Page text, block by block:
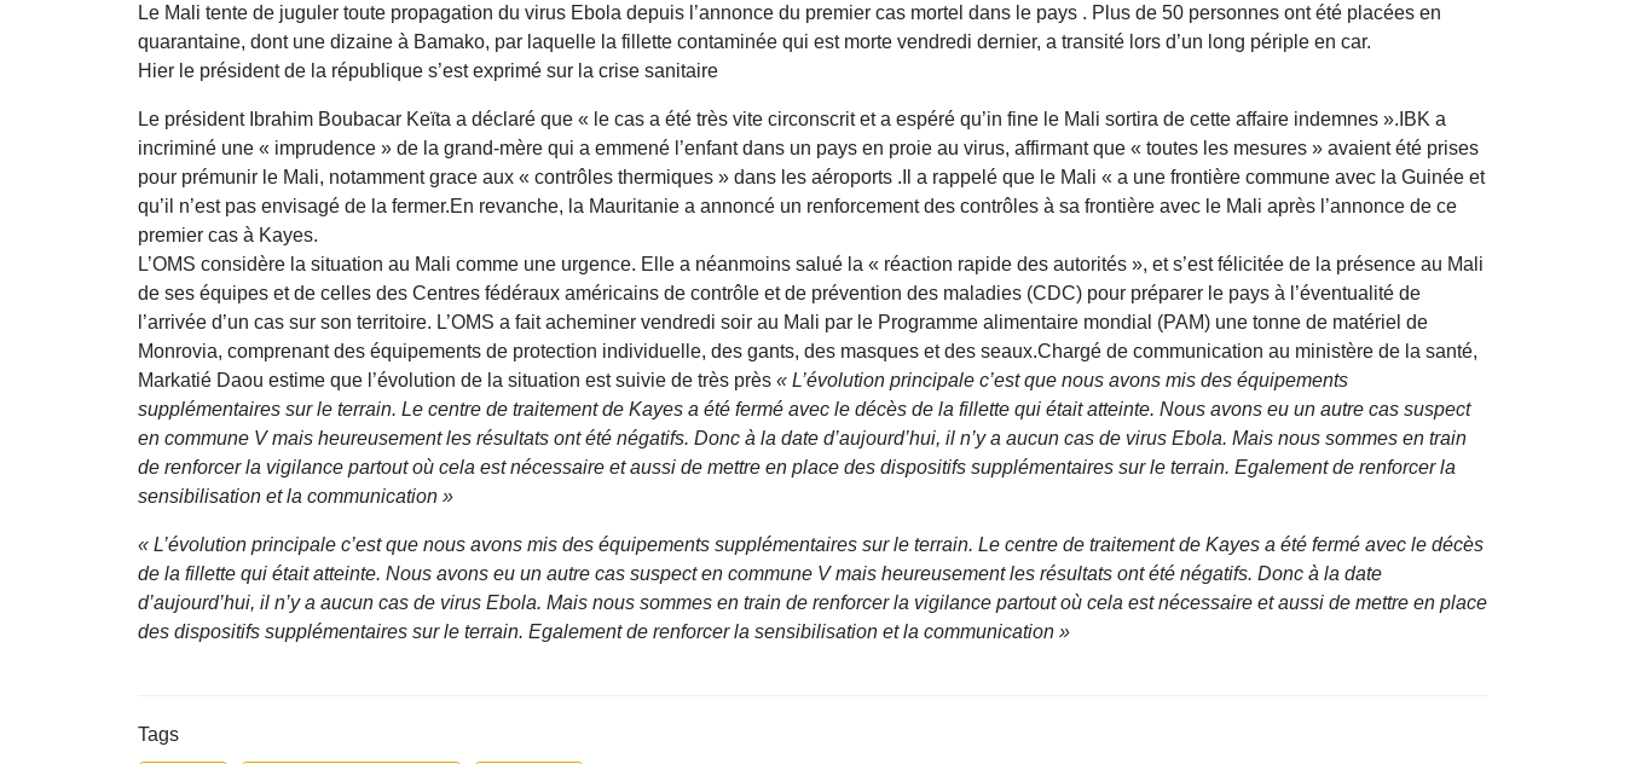
Le Mali tente de juguler toute propagation du virus Ebola depuis l’annonce du premier cas mortel dans le pays . Plus de 50 personnes ont été placées en
quarantaine, dont une dizaine à Bamako, par laquelle la fillette contaminée qui est morte vendredi dernier, a transité lors d’un long périple en car.
Hier le président de la république s’est exprimé sur la crise sanitaire
Le président Ibrahim Boubacar Keïta a déclaré que « le cas a été très vite circonscrit et a espéré qu’in fine le Mali sortira de cette affaire indemnes ».IBK a
incriminé une « imprudence » de la grand-mère qui a emmené l’enfant dans un pays en proie au virus, affirmant que « toutes les mesures » avaient été prises
pour prémunir le Mali, notamment grace aux « contrôles thermiques » dans les aéroports .Il a rappelé que le Mali « a une frontière commune avec la Guinée et
qu’il n’est pas envisagé de la fermer.En revanche, la Mauritanie a annoncé un renforcement des contrôles à sa frontière avec le Mali après l’annonce de ce
premier cas à Kayes.
L’OMS considère la situation au Mali comme une urgence. Elle a néanmoins salué la « réaction rapide des autorités », et s’est félicitée de la présence au Mali
de ses équipes et de celles des Centres fédéraux américains de contrôle et de prévention des maladies (CDC) pour préparer le pays à l’éventualité de
l’arrivée d’un cas sur son territoire. L’OMS a fait acheminer vendredi soir au Mali par le Programme alimentaire mondial (PAM) une tonne de matériel de
Monrovia, comprenant des équipements de protection individuelle, des gants, des masques et des seaux.Chargé de communication au ministère de la santé,
Markatié Daou estime que l’évolution de la situation est suivie de très près « L’évolution principale c’est que nous avons mis des équipements
supplémentaires sur le terrain. Le centre de traitement de Kayes a été fermé avec le décès de la fillette qui était atteinte. Nous avons eu un autre cas suspect
en commune V mais heureusement les résultats ont été négatifs. Donc à la date d’aujourd’hui, il n’y a aucun cas de virus Ebola. Mais nous sommes en train
de renforcer la vigilance partout où cela est nécessaire et aussi de mettre en place des dispositifs supplémentaires sur le terrain. Egalement de renforcer la
sensibilisation et la communication »
« L’évolution principale c’est que nous avons mis des équipements supplémentaires sur le terrain. Le centre de traitement de Kayes a été fermé avec le décès
de la fillette qui était atteinte. Nous avons eu un autre cas suspect en commune V mais heureusement les résultats ont été négatifs. Donc à la date
d’aujourd’hui, il n’y a aucun cas de virus Ebola. Mais nous sommes en train de renforcer la vigilance partout où cela est nécessaire et aussi de mettre en place
des dispositifs supplémentaires sur le terrain. Egalement de renforcer la sensibilisation et la communication »
Tags